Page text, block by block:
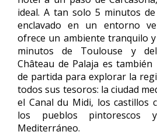
ideal. A tan solo 5 minutos de
enclavado en un entorno
ofrece un ambiente tranquilo
minutos de Toulouse y
Château de Palaja es
de partida para explorar la
todos sus tesoros: la ciudad
el Canal du Midi, los castillos
los pueblos pintorescos
Mediterráneo.